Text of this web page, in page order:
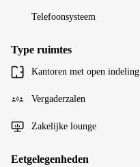
Telefoonsysteem
Type ruimtes
Kantoren met open indeling
Vergaderzalen
Zakelijke lounge
Eetgelegenheden